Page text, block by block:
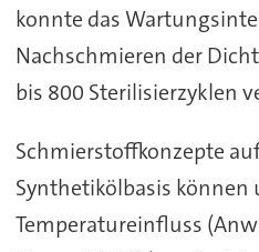
konnte das
Nachschmieren der
bis 800 Sterilisierzyklen
Schmierstoffkonzepte
Synthetikölbasis
Temperatureinfluss